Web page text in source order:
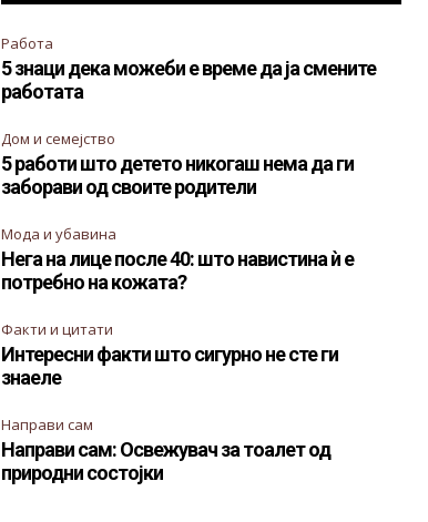
Работа
5 знаци дека можеби е време да ја смените
работата
Дом и семејство
5 работи што детето никогаш нема да ги
заборави од своите родители
Мода и убавина
Нега на лице после 40: што навистина ѝ е
потребно на кожата?
Факти и цитати
Интересни факти што сигурно не сте ги
знаеле
Направи сам
Направи сам: Освежувач за тоалет од
природни состојки